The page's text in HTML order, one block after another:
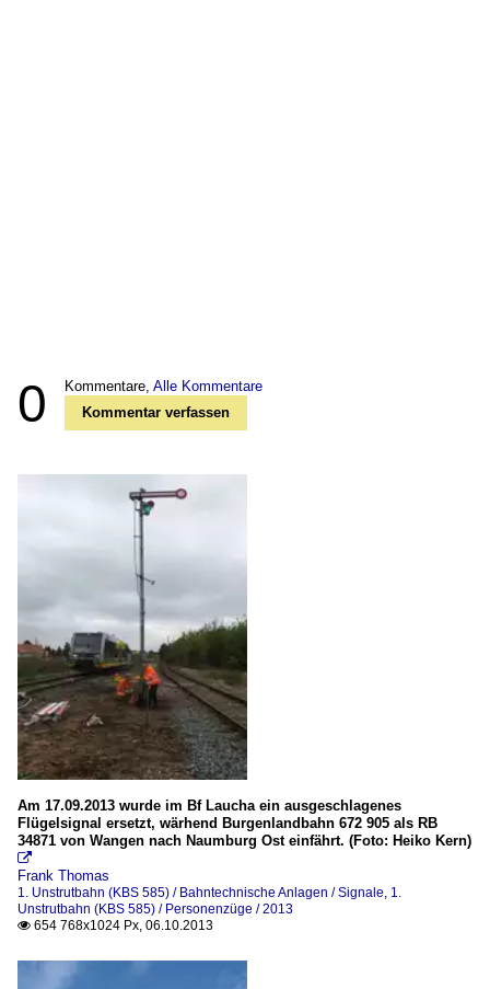
0 Kommentare, Alle Kommentare
Kommentar verfassen
Am 17.09.2013 wurde im Bf Laucha ein ausgeschlagenes
Flügelsignal ersetzt, wärhend Burgenlandbahn 672 905 als RB
34871 von Wangen nach Naumburg Ost einfährt. (Foto: Heiko Kern)

Frank Thomas
1. Unstrutbahn (KBS 585) / Bahntechnische Anlagen / Signale, 1.
Unstrutbahn (KBS 585) / Personenzüge / 2013
 654 768x1024 Px, 06.10.2013